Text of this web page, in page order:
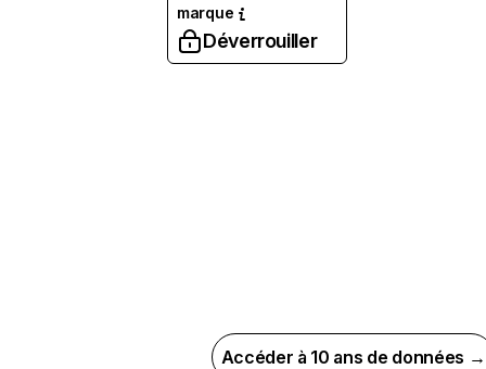
marque
Déverrouiller
Accéder à 10 ans de données →